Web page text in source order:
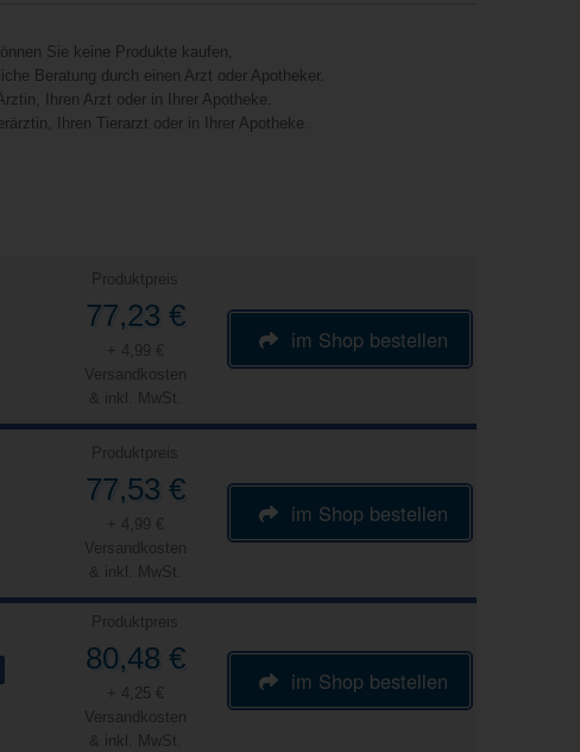
Sie keine Produkte kaufen,
Beratung durch einen Arzt oder Apotheker.
Ihren Arzt oder in Ihrer Apotheke.
Ihren Tierarzt oder in Ihrer Apotheke.
Produktpreis
77,23 €
+ 4,99 €
Versandkosten
& inkl. MwSt.
im Shop bestellen
Produktpreis
77,53 €
+ 4,99 €
Versandkosten
& inkl. MwSt.
im Shop bestellen
Produktpreis
80,48 €
+ 4,25 €
Versandkosten
& inkl. MwSt.
im Shop bestellen